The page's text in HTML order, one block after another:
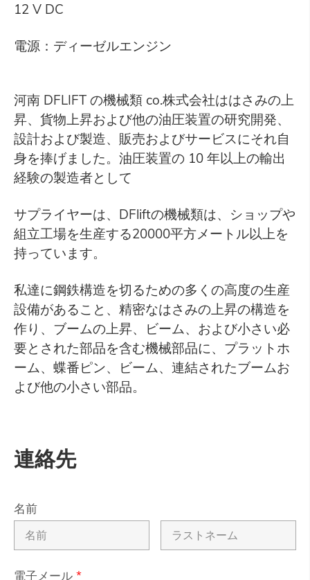
12 V DC
電源：ディーゼルエンジン
河南 DFLIFT の機械類 co.株式会社ははさみの上
昇、貨物上昇および他の油圧装置の研究開発、
設計および製造、販売およびサービスにそれ自
身を捧げました。油圧装置の 10 年以上の輸出
経験の製造者として
サプライヤーは、DFliftの機械類は、ショップや
組立工場を生産する20000平方メートル以上を
持っています。
私達に鋼鉄構造を切るための多くの高度の生産
設備があること、精密なはさみの上昇の構造を
作り、ブームの上昇、ビーム、および小さい必
要とされた部品を含む機械部品に、プラットホ
ーム、蝶番ピン、ビーム、連結されたブームお
よび他の小さい部品。
連絡先
名前
電子メール *